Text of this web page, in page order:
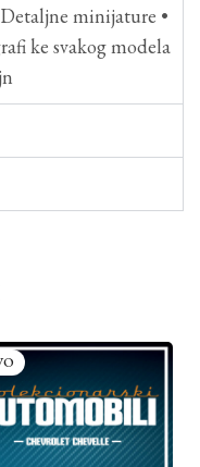
minijature •
ke svakog modela